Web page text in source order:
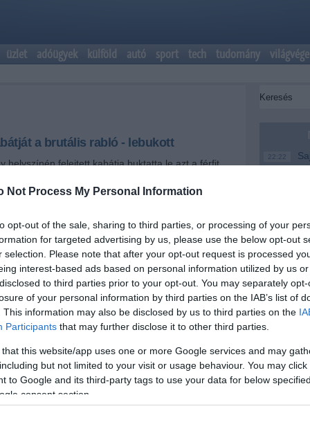
Not Process My Personal Information
opt-out of the sale, sharing to third parties, or processing of your
for targeted advertising by us, please use the below opt-out
selection. Please note that after your opt-out request is processed
interest-based ads based on personal information utilized by us
to third parties prior to your opt-out. You may separately
of your personal information by third parties on the IAB’s list of
This information may also be disclosed by us to third parties on the
Participants that may further disclose it to other third parties.
that this website/app uses one or more Google services and may
but not limited to your visit or usage behaviour. You may
to Google and its third-party tags to use your data for below
consent section.
üzlet adóügyek külföld autó sport tech tudomány világvége
a brutális rabló - lebukott
helyszínén felejtett kabátja buktatta le azt a férfit,
+-
támadt rá két rabló a 74 éves nőre, annak
Az áldozatot úgy megverték, hogy súlyos
később kórházba. A támadók készpénzt és
magukkal, egyikük azonban a tetthelyen felejtette a
alapján azonosították a férfit, akit hétfőn,
el. Társát még keresik, elfogatóparancsot adtak ki
22:22
18:19
A
16:21
14:26
12:56